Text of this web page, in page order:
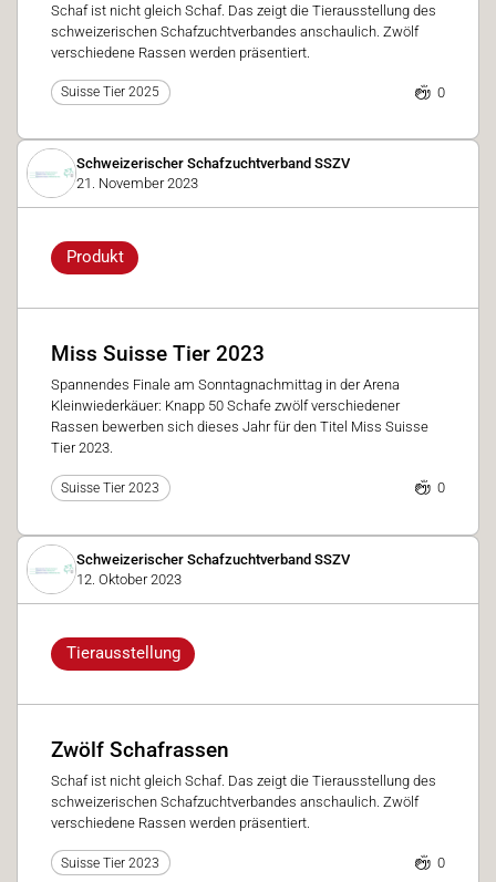
Schaf ist nicht gleich Schaf. Das zeigt die Tierausstellung des
schweizerischen Schafzuchtverbandes anschaulich. Zwölf
verschiedene Rassen werden präsentiert.
Suisse Tier 2025 0
Schweizerischer Schafzuchtverband SSZV
21. November 2023
Produkt
Miss Suisse Tier 2023
Spannendes Finale am Sonntagnachmittag in der Arena
Kleinwiederkäuer: Knapp 50 Schafe zwölf verschiedener
Rassen bewerben sich dieses Jahr für den Titel Miss Suisse
Tier 2023.
Suisse Tier 2023 0
Schweizerischer Schafzuchtverband SSZV
12. Oktober 2023
Tierausstellung
Zwölf Schafrassen
Schaf ist nicht gleich Schaf. Das zeigt die Tierausstellung des
schweizerischen Schafzuchtverbandes anschaulich. Zwölf
verschiedene Rassen werden präsentiert.
Suisse Tier 2023 0